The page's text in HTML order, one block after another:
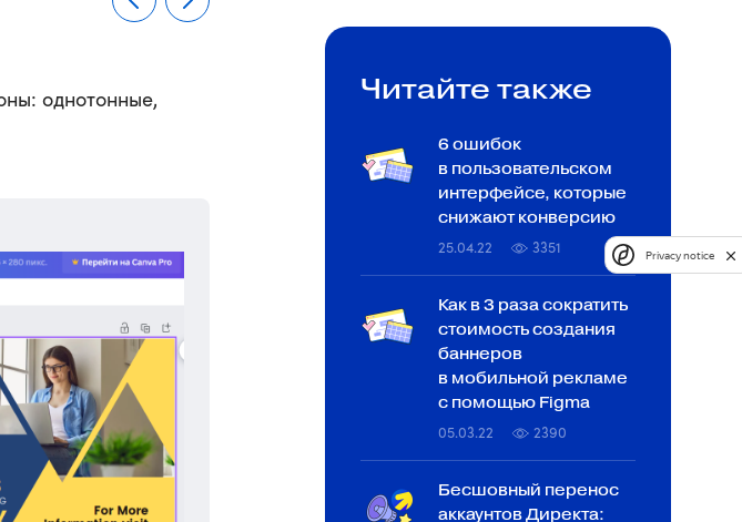
однотонные,
Читайте также
6 ошибок
в пользовательском
интерфейсе, которые
снижают конверсию
25.04.22 3351
Как в 3 раза сократить
стоимость создания
баннеров
в мобильной рекламе
с помощью Figma
05.03.22 2390
Бесшовный перенос
аккаунтов Директа:
Privacy notice